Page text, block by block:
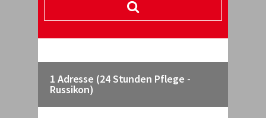
1 Adresse (24 Stunden Pflege -
Russikon)